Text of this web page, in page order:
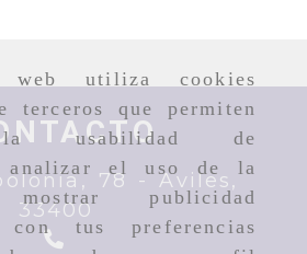
utiliza cookies
terceros que permiten
usabilidad de
analizar el uso de la
publicidad
con tus preferencias
78 -Aviles,
33400